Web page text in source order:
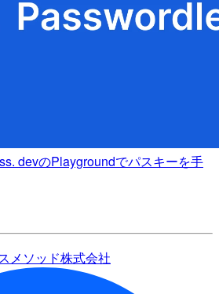
devのPlaygroundでパスキーを手
メソッド株式会社